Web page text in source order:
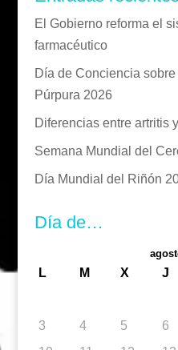
El Gobierno reforma el
farmacéutico
Día de Conciencia
Púrpura 2026
Diferencias entre artritis
Semana Mundial del
Día Mundial del Riñón
Día de…
L M X J
3
4 5 6